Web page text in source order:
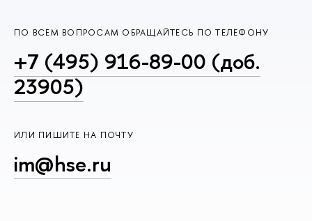
ПО ВСЕМ ВОПРОСАМ ОБРАЩАЙТЕСЬ ПО ТЕЛЕФОНУ
+7 (495) 916-89-00 (доб.
23905)
ИЛИ ПИШИТЕ НА ПОЧТУ
im@hse.ru